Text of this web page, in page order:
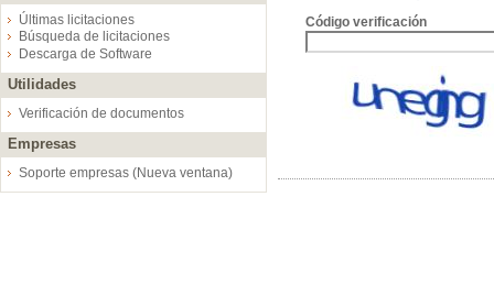
Últimas licitaciones
Búsqueda de licitaciones
Descarga de Software
Utilidades
Verificación de documentos
Empresas
Soporte empresas (Nueva ventana)
Código verificación